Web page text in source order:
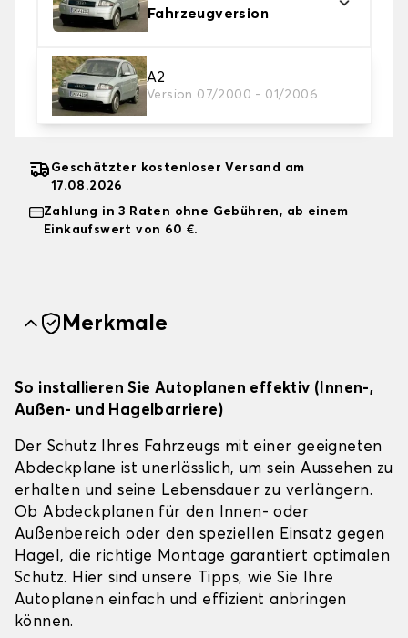
Fahrzeugversion
A2
Version 07/2000 - 01/2006
2. Schutzniveau
Wählen Sie die passende Abdeckplane für Ihre
Bedürfnisse aus
Geschätzter kostenloser Versand am
17.08.2026
Zahlung in 3 Raten ohne Gebühren, ab einem
Einkaufswert von 60 €.
Merkmale
So installieren Sie Autoplanen effektiv (Innen-,
Außen- und Hagelbarriere)
Der Schutz Ihres Fahrzeugs mit einer geeigneten
Abdeckplane ist unerlässlich, um sein Aussehen zu
erhalten und seine Lebensdauer zu verlängern.
Ob Abdeckplanen für den Innen- oder
Außenbereich oder den speziellen Einsatz gegen
Hagel, die richtige Montage garantiert optimalen
Schutz. Hier sind unsere Tipps, wie Sie Ihre
Autoplanen einfach und effizient anbringen
können.